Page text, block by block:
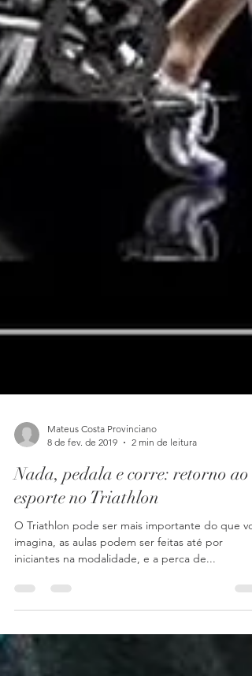
8 de fev. de 2019
2 min de leitura
Nada, pedala e corre: retorno ao
esporte no Triathlon
O Triathlon pode ser mais importante do que
iniciantes na modalidade, e a perca de...